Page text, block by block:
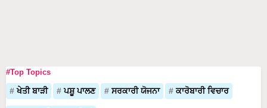
#Top Topics
ਖੇਤੀ ਬਾੜੀ ਪਸ਼ੂ ਪਾਲਣ ਸਰਕਾਰੀ ਯੋਜਨਾ ਕਾਰੋਬਾਰੀ ਵਿਚਾਰ